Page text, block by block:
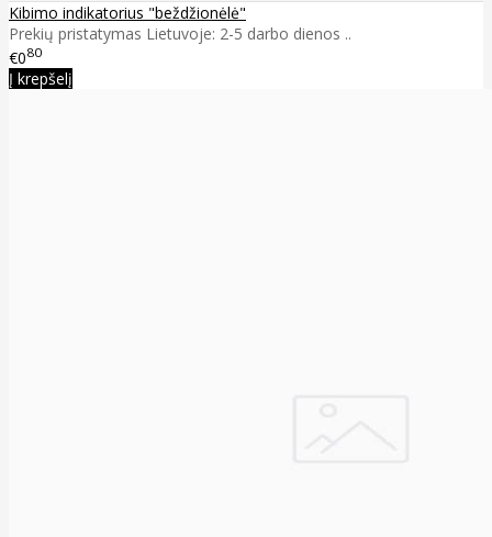
Kibimo indikatorius "beždžionėlė"
Prekių pristatymas Lietuvoje: 2-5 darbo dienos ..
€080
Į krepšelį